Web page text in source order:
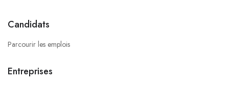
Candidats
Parcourir les emplois
Entreprises